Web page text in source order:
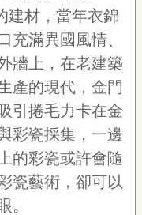
建材，當年衣錦
充滿異國風情、
牆上，在老建築
產的現代，金門
引捲毛力卡在金
彩瓷採集，一邊
的彩瓷或許會隨
瓷藝術，卻可以
。